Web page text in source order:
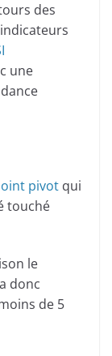
des
une
pivot qui
touché
le
donc
de 5